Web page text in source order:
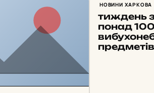
НОВИНИ ХАРКОВА
На
тиждень
понад
предметів